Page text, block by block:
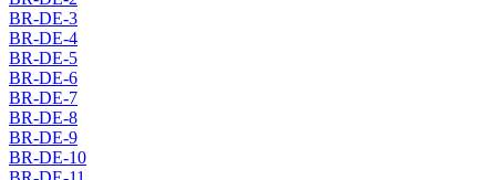
BR-DE-3
BR-DE-4
BR-DE-5
BR-DE-6
BR-DE-7
BR-DE-8
BR-DE-9
BR-DE-10